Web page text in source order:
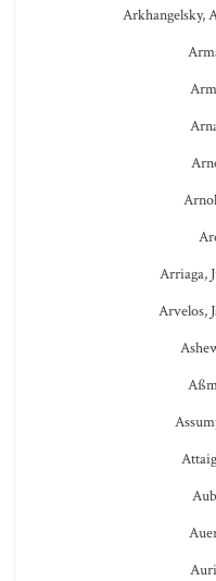
Arkhangelsky,
Arriaga,
Arvelos,